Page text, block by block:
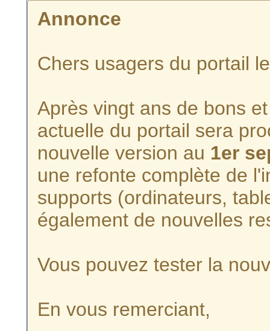
Annonce
Chers usagers du portail
Après vingt ans de bons
actuelle du portail sera
nouvelle version au 1er
une refonte complète de
supports (ordinateurs,
également de nouvelles
Vous pouvez tester la
En vous remerciant,